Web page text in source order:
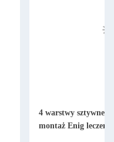
4 warstwy sztywne i
montaż Enig